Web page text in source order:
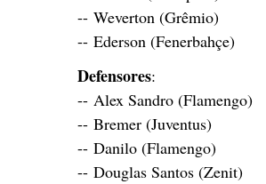
-- Weverton (Grêmio)
-- Ederson (Fenerbahçe)
Defensores:
-- Alex Sandro (Flamengo)
-- Bremer (Juventus)
-- Danilo (Flamengo)
-- Douglas Santos (Zenit)